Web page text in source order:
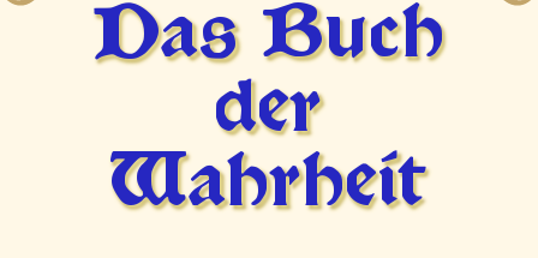
Das Buch
der
Wahrheit